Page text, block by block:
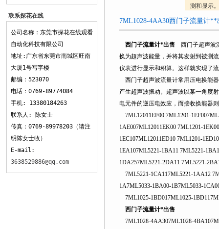
联系探花在线
观看
公司名称：东莞市探花在线观看
自动化科技有限公司
地址:广东省东莞市南城区旺南
大厦1号写字楼
邮编：523070
电话：0769-89774084
手机: 13380184263
联系人: 陈女士
传真：0769-89978203（请注
明陈女士收）
E-mail:
3638529886@qq.com
测和显示。
7ML1028-4AA30西门子流量计**
西门子流量计*出售
西门子超声波
换为超声波能量，并将其发射到被测
仪表进行显示和积算。这样就实现了流
西门子超声波流量计常用压电换能器
产生超声波振劝。超声波以某一角度射
电元件的逆压电效应，而接收换能器则
7ML12011EF00 7ML1201-
1AE007ML12011EK00 7ML1201-
1EC107ML12011ED10 7ML1201-
1EA107ML5221-1BA11 7ML5221-
1DA257ML5221-2DA11 7ML5221-
7ML5221-1CA117ML5221-1AA12
1A7ML5033-1BA00-1B7ML5033-
7ML1025-1BD017ML1025-
西门子流量计*出售
7ML1028-4AA307ML1028-